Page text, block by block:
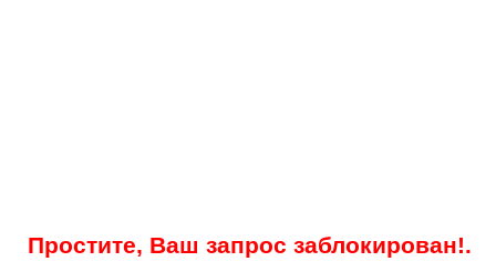
Простите, Ваш запрос заблокирован!.